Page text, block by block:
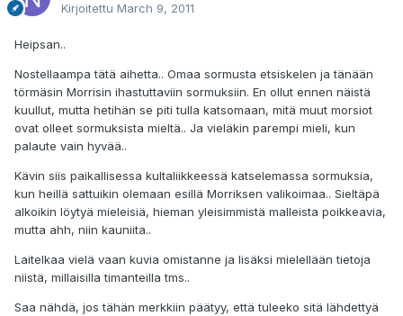
Kirjoitettu March 9, 2011
Heipsan..
Nostellaampa tätä aihetta.. Omaa sormusta etsiskelen ja tänään
törmäsin Morrisin ihastuttaviin sormuksiin. En ollut ennen näistä
kuullut, mutta hetihän se piti tulla katsomaan, mitä muut morsiot
ovat olleet sormuksista mieltä.. Ja vieläkin parempi mieli, kun
palaute vain hyvää..
Kävin siis paikallisessa kultaliikkeessä katselemassa sormuksia,
kun heillä sattuikin olemaan esillä Morriksen valikoimaa.. Sieltäpä
alkoikin löytyä mieleisiä, hieman yleisimmistä malleista poikkeavia,
mutta ahh, niin kauniita..
Laitelkaa vielä vaan kuvia omistanne ja lisäksi mielellään tietoja
niistä, millaisilla timanteilla tms..
Saa nähdä, jos tähän merkkiin päätyy, että tuleeko sitä lähdettyä